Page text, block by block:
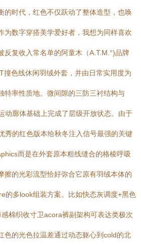
的时代，红色不仅跃动了整体造型，也唤
为数字穿搭美学爱好者，我想为同样喜欢
反复收入常名单的阿童木（A.T.M.°)品牌
色线休闲羽绒外套，并由日常实用度为
特率性质地。微间隙的三防三衬结构与
动廓体基础上完成了层级开放状态。由于
秀的红色版本给秋冬注入信号最强的关键
而是在外套原本粗线缝合的格棱呼吸
擦的光彩流型恰好弥合它原有羽绒本体的
的多look组装方案。比如快态灰调度+黑色
棉织收寸卫acora裤副架构可表达类极次
色的光色拉温差通过动态躯心到cold的北